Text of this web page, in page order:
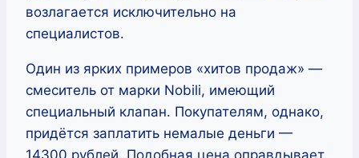
возлагается исключительно на
специалистов.
Один из ярких примеров «хитов продаж» —
смеситель от марки Nobili, имеющий
специальный клапан. Покупателям, однако,
придётся заплатить немалые деньги —